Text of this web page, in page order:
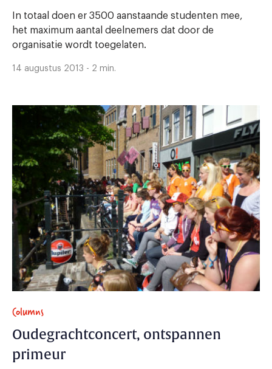
In totaal doen er 3500 aanstaande studenten mee,
het maximum aantal deelnemers dat door de
organisatie wordt toegelaten.
14 augustus 2013 - 2 min.
Columns
Oudegrachtconcert, ontspannen
primeur